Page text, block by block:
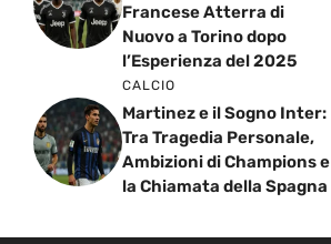
Francese Atterra di
Nuovo a Torino dopo
l’Esperienza del 2025
CALCIO
Martinez e il Sogno Inter:
Tra Tragedia Personale,
Ambizioni di Champions e
la Chiamata della Spagna